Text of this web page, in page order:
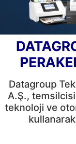
Datagroup
A.Ş.,
teknoloji ve